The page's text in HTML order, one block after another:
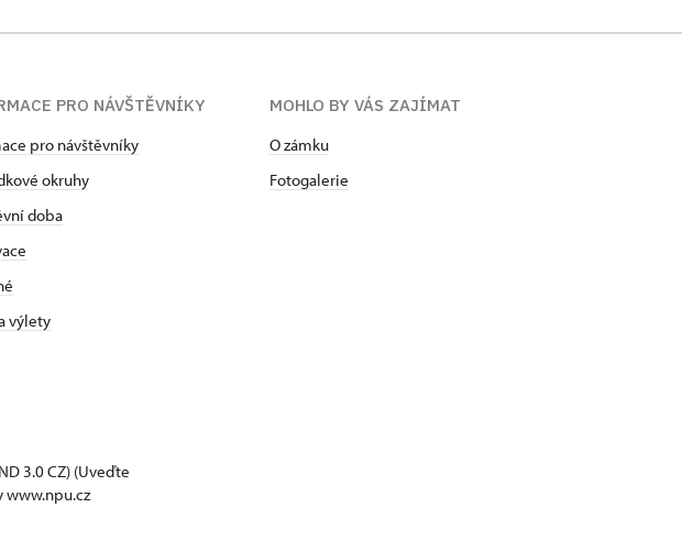
PRO NÁVŠTĚVNÍKY
pro návštěvníky
okruhy
doba
výlety
MOHLO BY VÁS ZAJÍMAT
O zámku
Fotogalerie
3.0 CZ) (Uveďte
www.npu.cz